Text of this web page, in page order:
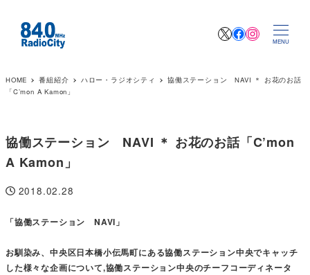
XFacebook
MENU
HOME 番組紹介 ハロー・ラジオシティ
協働ステーション NAVI ＊ お花のお話
「C’mon A Kamon」
協働ステーション NAVI ＊ お花のお話「C’mon
A Kamon」
投稿日
2018.02.28
「協働ステーション NAVI」
お馴染み、中央区日本橋小伝馬町にある協働ステーション中央でキャッチ
した様々な企画について,協働ステーション中央のチーフコーディネータ